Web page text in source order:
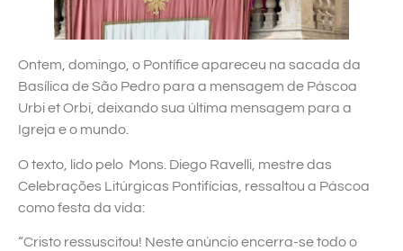
Ontem, domingo, o Pontífice apareceu na sacada da
Basílica de São Pedro para a mensagem de Páscoa
Urbi et Orbi, deixando sua última mensagem para a
Igreja e o mundo.
O texto, lido pelo Mons. Diego Ravelli, mestre das
Celebrações Litúrgicas Pontifícias, ressaltou a Páscoa
como festa da vida:
“Cristo ressuscitou! Neste anúncio encerra-se todo o